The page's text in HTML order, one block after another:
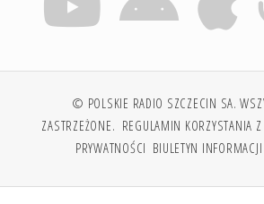
© POLSKIE RADIO SZCZECIN SA.
ZASTRZEŻONE. REGULAMIN KORZYSTANIA Z
PRYWATNOŚCI BIULETYN